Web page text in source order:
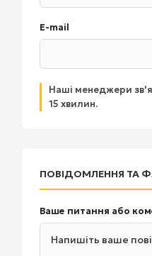
E-mail
Наші менеджери
15 хвилин.
ПОВІДОМЛЕННЯ ТА
Ваше питання або